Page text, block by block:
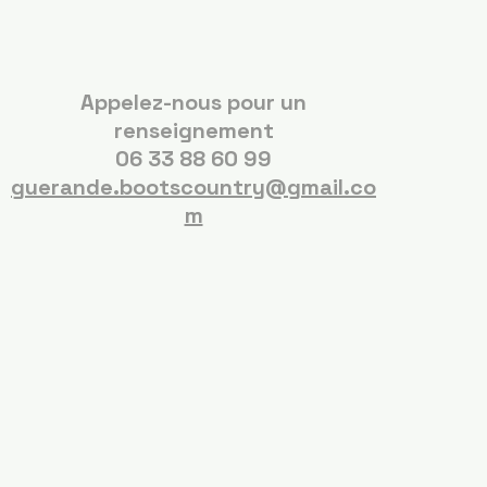
Appelez-nous pour un
renseignement
06 33 88 60 99
guerande.bootscountry@gmail.co
m